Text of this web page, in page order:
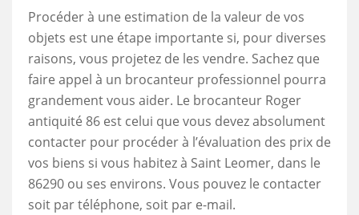
Procéder à une estimation de la valeur de vos
objets est une étape importante si, pour diverses
raisons, vous projetez de les vendre. Sachez que
faire appel à un brocanteur professionnel pourra
grandement vous aider. Le brocanteur Roger
antiquité 86 est celui que vous devez absolument
contacter pour procéder à l’évaluation des prix de
vos biens si vous habitez à Saint Leomer, dans le
86290 ou ses environs. Vous pouvez le contacter
soit par téléphone, soit par e-mail.